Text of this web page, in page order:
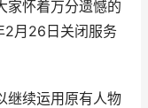
家怀着万分遗憾的
2月26日关闭服务
继续运用原有人物